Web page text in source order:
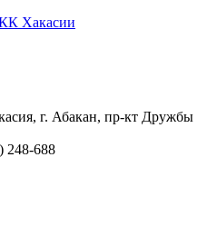
Хакасии
г. Абакан, пр-кт Дружбы
248-688